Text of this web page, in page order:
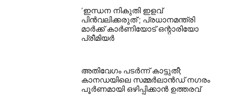
‘ഇന്ധന നികുതി ഇളവ്
പിൻവലിക്കരുത്’; പ്രധാനമന്ത്രി
മാർക്ക് കാർണിയോട് ഒന്റാരിയോ
പ്രീമിയർ
അതിവേഗം പടർന്ന് കാട്ടുതീ;
കാനഡയിലെ സമ്മർലാൻഡ് നഗരം
പൂർണമായി ഒഴിപ്പിക്കാൻ ഉത്തരവ്